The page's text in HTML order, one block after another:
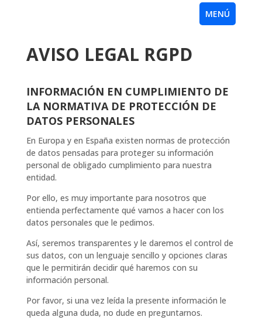
AVISO LEGAL RGPD
INFORMACIÓN EN CUMPLIMIENTO DE
LA NORMATIVA DE PROTECCIÓN DE
DATOS PERSONALES
En Europa y en España existen normas de protección
de datos pensadas para proteger su información
personal de obligado cumplimiento para nuestra
entidad.
Por ello, es muy importante para nosotros que
entienda perfectamente qué vamos a hacer con los
datos personales que le pedimos.
Así, seremos transparentes y le daremos el control de
sus datos, con un lenguaje sencillo y opciones claras
que le permitirán decidir qué haremos con su
información personal.
Por favor, si una vez leída la presente información le
queda alguna duda, no dude en preguntarnos.